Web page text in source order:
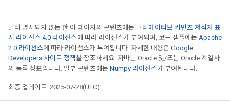
달리 명시되지 않는 한 이 페이지의 콘텐츠에는 크리에이티브 커먼즈 저작자 표
시 라이선스 4.0 라이선스에 따라 라이선스가 부여되며, 코드 샘플에는 Apache
2.0 라이선스에 따라 라이선스가 부여됩니다. 자세한 내용은 Google
Developers 사이트 정책을 참조하세요. 자바는 Oracle 및/또는 Oracle 계열사
의 등록 상표입니다. 일부 콘텐츠에는 Numpy 라이선스가 부여됩니다.
최종 업데이트: 2025-07-28(UTC)